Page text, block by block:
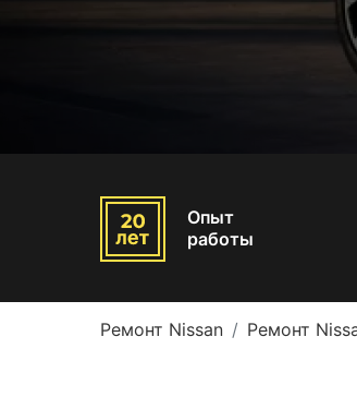
Опыт
работы
Ремонт Nissan Ремонт